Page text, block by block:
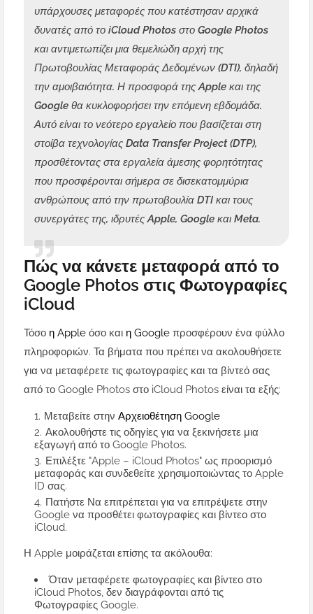
υπάρχουσες μεταφορές που κατέστησαν αρχικά
δυνατές από το iCloud Photos στο Google Photos
και αντιμετωπίζει μια θεμελιώδη αρχή της
Πρωτοβουλίας Μεταφοράς Δεδομένων (DTI), δηλαδή
την αμοιβαιότητα. Η προσφορά της Apple και της
Google θα κυκλοφορήσει την επόμενη εβδομάδα.
Αυτό είναι το νεότερο εργαλείο που βασίζεται στη
στοίβα τεχνολογίας Data Transfer Project (DTP),
προσθέτοντας στα εργαλεία άμεσης φορητότητας
που προσφέρονται σήμερα σε δισεκατομμύρια
ανθρώπους από την πρωτοβουλία DTI και τους
συνεργάτες της, ιδρυτές Apple, Google και Meta.
Πώς να κάνετε μεταφορά από το
Google Photos στις Φωτογραφίες
iCloud
Τόσο η Apple όσο και η Google προσφέρουν ένα φύλλο
πληροφοριών. Τα βήματα που πρέπει να ακολουθήσετε
για να μεταφέρετε τις φωτογραφίες και τα βίντεό σας
από το Google Photos στο iCloud Photos είναι τα εξής:
Μεταβείτε στην Αρχειοθέτηση Google
Ακολουθήστε τις οδηγίες για να ξεκινήσετε μια
εξαγωγή από το Google Photos.
Επιλέξτε "Apple – iCloud Photos" ως προορισμό
μεταφοράς και συνδεθείτε χρησιμοποιώντας το Apple
ID σας.
Πατήστε Να επιτρέπεται για να επιτρέψετε στην
Google να προσθέτει φωτογραφίες και βίντεο στο
iCloud.
Η Apple μοιράζεται επίσης τα ακόλουθα:
Όταν μεταφέρετε φωτογραφίες και βίντεο στο
iCloud Photos, δεν διαγράφονται από τις
Φωτογραφίες Google.